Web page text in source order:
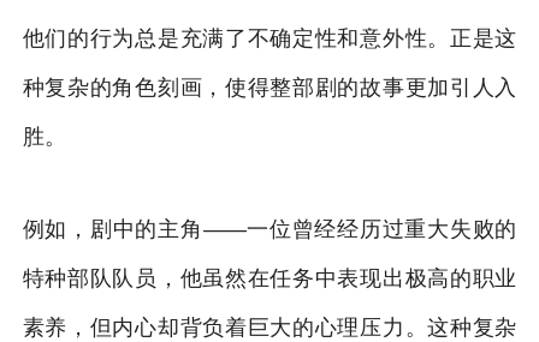
他们的行为总是充满了不确定性和意外性。正是这
种复杂的角色刻画，使得整部剧的故事更加引人入
胜。
例如，剧中的主角——一位曾经经历过重大失败的
特种部队队员，他虽然在任务中表现出极高的职业
素养，但内心却背负着巨大的心理压力。这种复杂